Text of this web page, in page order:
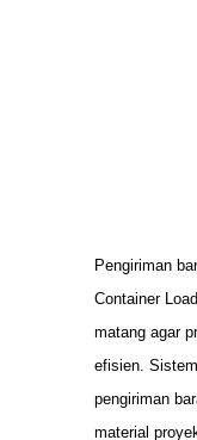
Pengiriman
Container
matang agar
efisien.
pengiriman
material